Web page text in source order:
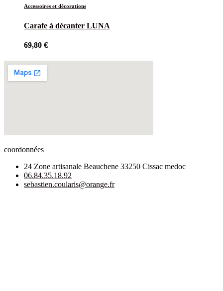
Accessoires et décorations
Carafe à décanter LUNA
69,80 €
coordonnées
24 Zone artisanale Beauchene 33250 Cissac medoc
06.84.35.18.92
sebastien.coularis@orange.fr